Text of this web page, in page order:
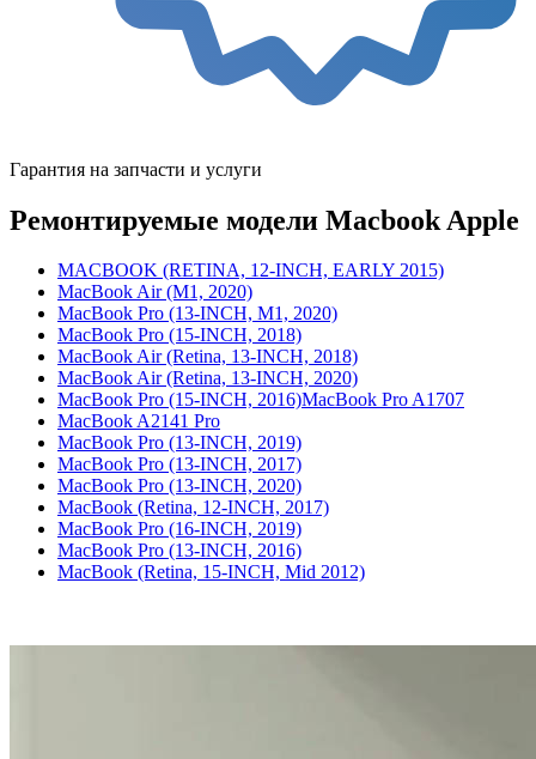
Гарантия на запчасти и услуги
Ремонтируемые модели Macbook Apple
MACBOOK (RETINA, 12-INCH, EARLY 2015)
MacBook Air (M1, 2020)
MacBook Pro (13-INCH, M1, 2020)
MacBook Pro (15-INCH, 2018)
MacBook Air (Retina, 13-INCH, 2018)
MacBook Air (Retina, 13-INCH, 2020)
MacBook Pro (15-INCH, 2016)MacBook Pro A1707
MacBook A2141 Pro
MacBook Pro (13-INCH, 2019)
MacBook Pro (13-INCH, 2017)
MacBook Pro (13-INCH, 2020)
MacBook (Retina, 12-INCH, 2017)
MacBook Pro (16-INCH, 2019)
MacBook Pro (13-INCH, 2016)
MacBook (Retina, 15-INCH, Mid 2012)